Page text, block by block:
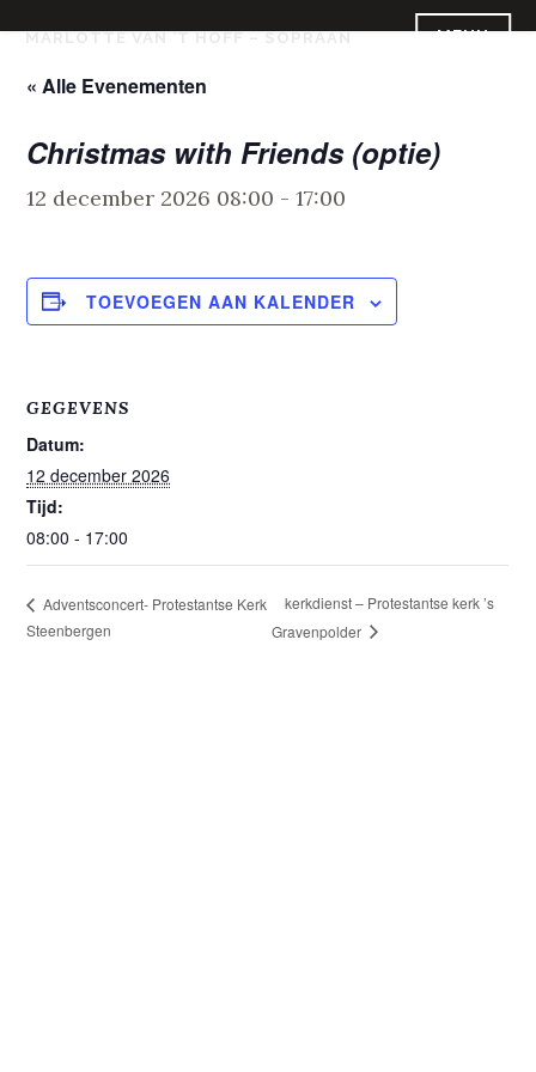
content
MENU
« Alle Evenementen
Christmas with Friends (optie)
12 december 2026 08:00 -17:00
TOEVOEGEN AAN KALENDER
GEGEVENS
Datum:
12 december 2026
Tijd:
08:00 - 17:00
Adventsconcert- Protestantse Kerk
Steenbergen
kerkdienst – Protestantse kerk ’s
Gravenpolder